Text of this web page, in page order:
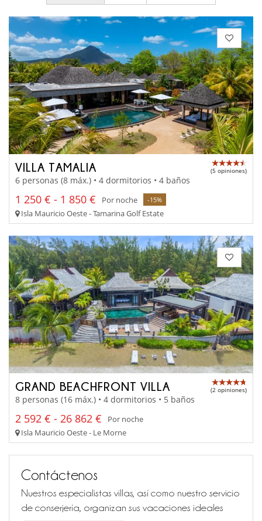
VILLA TAMALIA (5 opiniones)
6 personas (8 máx.) • 4 dormitorios • 4 baños
1 250 € - 1 850 € Por noche -15%
Isla Mauricio Oeste - Tamarina Golf Estate
GRAND BEACHFRONT VILLA (2 opiniones)
8 personas (16 máx.) • 4 dormitorios • 5 baños
2 592 € - 26 862 €
Por noche
Isla Mauricio Oeste - Le Morne
Contáctenos
Nuestros especialistas villas, así como nuestro servicio
de conserjería, organizan sus vacaciones ideales